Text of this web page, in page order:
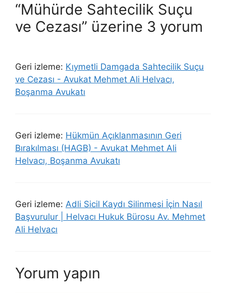
“Mühürde Sahtecilik Suçu
ve Cezası” üzerine 3 yorum
Geri izleme: Kıymetli Damgada Sahtecilik Suçu
ve Cezası - Avukat Mehmet Ali Helvacı,
Boşanma Avukatı
Geri izleme: Hükmün Açıklanmasının Geri
Bırakılması (HAGB) - Avukat Mehmet Ali
Helvacı, Boşanma Avukatı
Geri izleme: Adli Sicil Kaydı Silinmesi İçin Nasıl
Başvurulur | Helvacı Hukuk Bürosu Av. Mehmet
Ali Helvacı
Yorum yapın